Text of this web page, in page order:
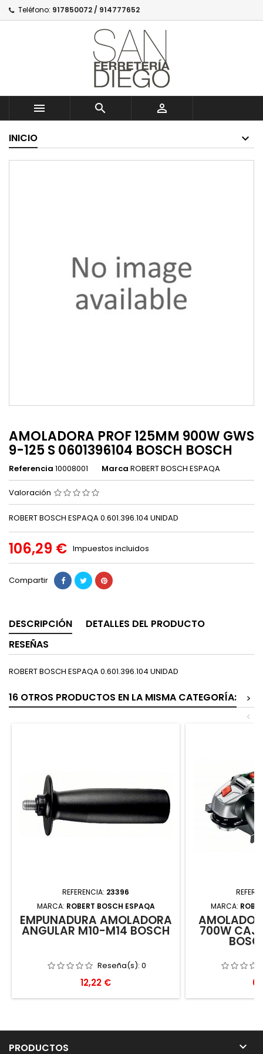
Teléfono: 917850072 / 914777652
  
INICIO
AMOLADORA PROF 125MM 900W GWS
9-125 S 0601396104 BOSCH BOSCH
Referencia 10008001 Marca ROBERT BOSCH ESPAQA
Valoración
ROBERT BOSCH ESPAQA 0.601.396.104 UNIDAD
106,29 € Impuestos incluidos
Compartir
DESCRIPCIÓN
DETALLES DEL PRODUCTO
RESEÑAS
ROBERT BOSCH ESPAQA 0.601.396.104 UNIDAD
16 OTROS PRODUCTOS EN LA MISMA CATEGORÍA:
>
<
REFERENCIA: 23396
MARCA: ROBERT BOSCH ESPAQA
EMPUÑADURA AMOLADORA
ANGULAR M10-M14 BOSCH
Reseña(s): 0
Precio
12,22 €
MARCA:
700W
PRODUCTOS 